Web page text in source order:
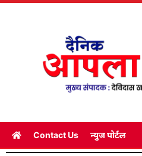
Contact Us न्युज पोर्टल